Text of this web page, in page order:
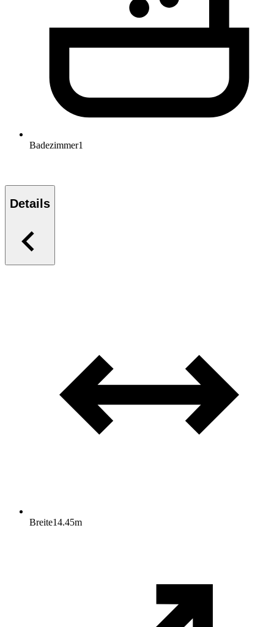
Badezimmer1
Details
Breite14.45m